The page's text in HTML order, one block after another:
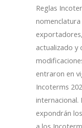
Reglas
actualizado y
entraron en
Incoterms
internacional.
expondrán
a los